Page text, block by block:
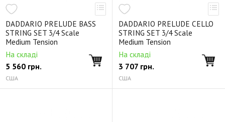
DADDARIO PRELUDE BASS
STRING SET 3/4 Scale
Medium Tension
На складі
5 560 грн.
США
DADDARIO PRELUDE CELLO
STRING SET 3/4 Scale
Medium Tension
На складі
3 707 грн.
США